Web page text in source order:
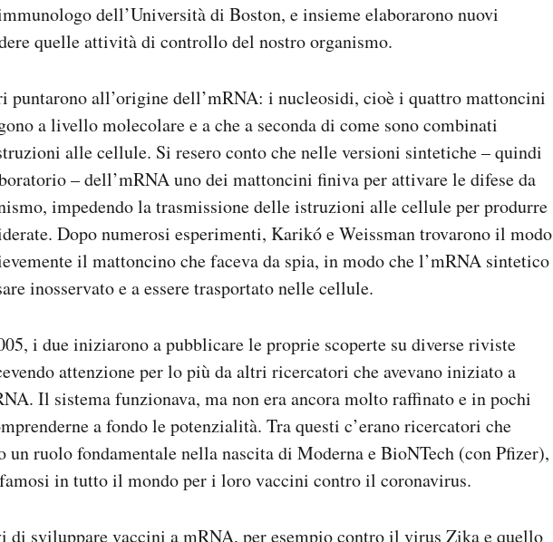
dell’Università di Boston, e insieme elaborarono nuovi
quelle attività di controllo del nostro organismo.
puntarono all’origine dell’mRNA: i nucleosidi, cioè i quattro mattoncini
a livello molecolare e a che a seconda di come sono combinati
alle cellule. Si resero conto che nelle versioni sintetiche – quindi
– dell’mRNA uno dei mattoncini finiva per attivare le difese da
impedendo la trasmissione delle istruzioni alle cellule per produrre
Dopo numerosi esperimenti, Karikó e Weissman trovarono il modo
il mattoncino che faceva da spia, in modo che l’mRNA sintetico
inosservato e a essere trasportato nelle cellule.
i due iniziarono a pubblicare le proprie scoperte su diverse riviste
attenzione per lo più da altri ricercatori che avevano iniziato a
Il sistema funzionava, ma non era ancora molto raffinato e in pochi
a fondo le potenzialità. Tra questi c’erano ricercatori che
un ruolo fondamentale nella nascita di Moderna e BioNTech (con Pfizer),
in tutto il mondo per i loro vaccini contro il coronavirus.
sviluppare vaccini a mRNA, per esempio contro il virus Zika e quello